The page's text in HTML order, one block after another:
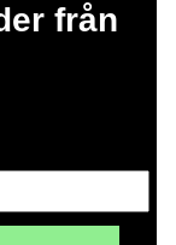
från